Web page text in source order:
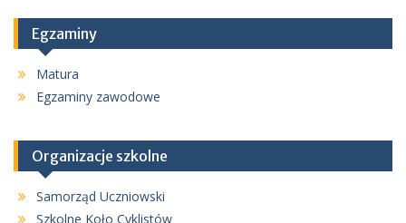
Egzaminy
Matura
Egzaminy zawodowe
Organizacje szkolne
Samorząd Uczniowski
Szkolne Koło Cyklistów